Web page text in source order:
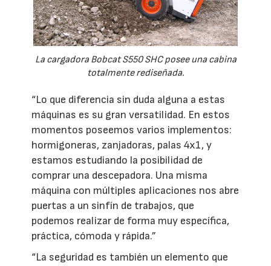
La cargadora Bobcat S550 SHC posee una cabina
totalmente rediseñada.
“Lo que diferencia sin duda alguna a estas
máquinas es su gran versatilidad. En estos
momentos poseemos varios implementos:
hormigoneras, zanjadoras, palas 4x1, y
estamos estudiando la posibilidad de
comprar una descepadora. Una misma
máquina con múltiples aplicaciones nos abre
puertas a un sinfín de trabajos, que
podemos realizar de forma muy específica,
práctica, cómoda y rápida.”
“La seguridad es también un elemento que